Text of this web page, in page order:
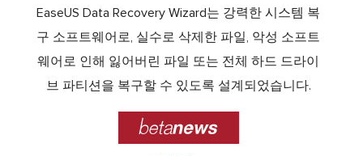
EaseUS Data Recovery Wizard는 강력한 시스템 복
구 소프트웨어로, 실수로 삭제한 파일, 악성 소프트
웨어로 인해 잃어버린 파일 또는 전체 하드 드라이
브 파티션을 복구할 수 있도록 설계되었습니다.
